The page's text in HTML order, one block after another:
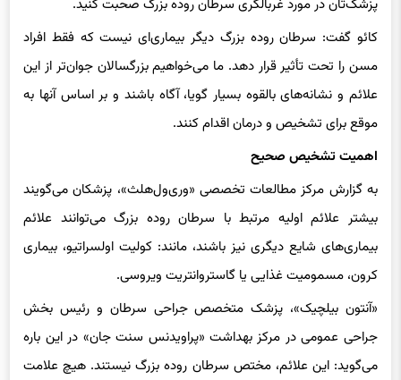
پزشک‌تان در مورد غربالگری سرطان روده بزرگ صحبت کنید.
کائو گفت: سرطان روده بزرگ دیگر بیماری‌ای نیست که فقط افراد
مسن را تحت تأثیر قرار دهد. ما می‌خواهیم بزرگسالان جوان‌تر از این
علائم و نشانه‌های بالقوه بسیار گویا، آگاه باشند و بر اساس آنها به
موقع برای تشخیص و درمان اقدام کنند.
اهمیت تشخیص صحیح
به گزارش مرکز مطالعات تخصصی «وری‌ول‌هلث»، پزشکان می‌گویند
بیشتر علائم اولیه مرتبط با سرطان روده بزرگ می‌توانند علائم
بیماری‌های شایع دیگری نیز باشند، مانند: کولیت اولسراتیو، بیماری
کرون، مسمومیت غذایی یا گاستروانتریت ویروسی.
«آنتون بیلچیک»، پزشک متخصص جراحی سرطان و رئیس بخش
جراحی عمومی در مرکز بهداشت «پراویدنس سنت جان» در این باره